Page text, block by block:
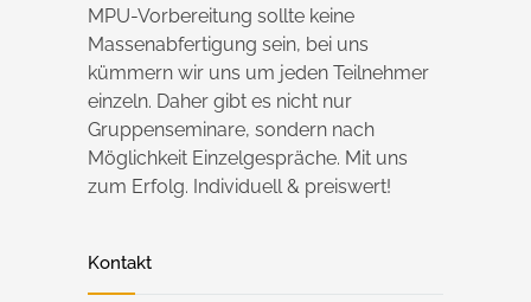
MPU-Vorbereitung sollte keine
Massenabfertigung sein, bei uns
kümmern wir uns um jeden Teilnehmer
einzeln. Daher gibt es nicht nur
Gruppenseminare, sondern nach
Möglichkeit Einzelgespräche. Mit uns
zum Erfolg. Individuell & preiswert!
Kontakt